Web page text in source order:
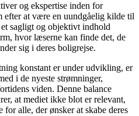
og ekspertise inden for
at være en uundgåelig kilde til
sagligt og objektivt indhold
hvor læserne kan finde det, de
sig i deres boligrejse.
konstant er under udvikling, er
i de nyeste strømninger,
viden. Denne balance
at mediet ikke blot er relevant,
alle, der ønsker at skabe deres